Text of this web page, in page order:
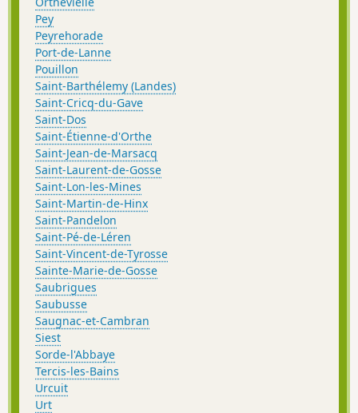
Pey
Peyrehorade
Port-de-Lanne
Pouillon
Saint-Barthélemy (Landes)
Saint-Cricq-du-Gave
Saint-Dos
Saint-Étienne-d'Orthe
Saint-Jean-de-Marsacq
Saint-Laurent-de-Gosse
Saint-Lon-les-Mines
Saint-Martin-de-Hinx
Saint-Pandelon
Saint-Pé-de-Léren
Saint-Vincent-de-Tyrosse
Sainte-Marie-de-Gosse
Saubrigues
Saubusse
Saugnac-et-Cambran
Siest
Sorde-l'Abbaye
Tercis-les-Bains
Urcuit
Urt